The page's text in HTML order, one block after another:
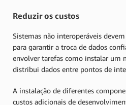
Reduzir os custos
Sistemas não interoperáveis
para garantir a troca de dados
envolver tarefas como instalar um
distribui dados entre pontos de
A instalação de diferentes
custos adicionais de